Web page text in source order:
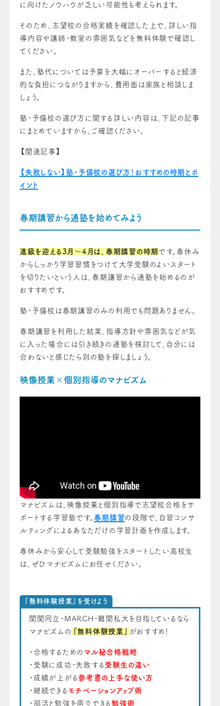
に向けたノウハウが乏しい可能性も考えられます。
そのため、志望校の合格実績を確認した上で、詳しい指
導内容や講師・教室の雰囲気などを無料体験で確認し
てください。
また、塾代については予算を大幅にオーバーすると経済
的な負担につながりますから、費用面は家族と相談しま
しょう。
塾・予備校の選び方に関する詳しい内容は、下記の記事
にまとめていますから、ご確認ください。
【関連記事】
【失敗しない】塾・予備校の選び方！おすすめの時期とポ
イント
春期講習から通塾を始めてみよう
進級を迎える3月〜4月は、春期講習の時期 です。春休み
からしっかり学習習慣をつけて大学受験のよいスタート
を切りたいという人は、春期講習から通塾を始めるのが
おすすめです。
塾・予備校は春期講習のみの利用でも問題ありません。
春期講習を利用した結果、指導方針や雰囲気などが気
に入った場合には引き続きの通塾を検討して、自分には
合わないと感じたら別の塾を探しましょう。
映像授業×個別指導のマナビズム
マナビズムは、映像授業と個別指導で志望校合格をサ
ポートする学習塾です。 春期講習の段階で、自習コンサ
ルティングによるあなただけの学習計画を作成します。
春休みから安心して受験勉強をスタートしたい高校生
は、ぜひマナビズムにお任せください。
『無料体験授業』を受けよう
関関同立・MARCH・難関私大を目指しているなら
マナビズムの
『無料体験授業』 がおすすめ！
・合格するための マル秘合格戦略
・受験に成功・失敗する 受験生の違い
・成績が上がる 参考書の上手な使い方
・継続できる モチベーションアップ術
・部活と勉強を両立できる 勉強術